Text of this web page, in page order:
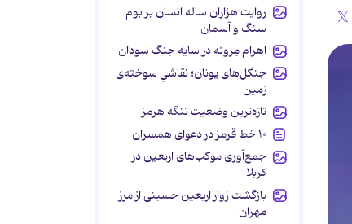
روایت هزاران ساله انسان بر بوم
سنگ و آسمان
اهرام مِروئه در سایه جنگ سودان
جنگل‌های یونان؛ نقاشیِ سوخته‌ی
زمین
تازه‌ترین وضعیت تنگه هرمز
۱۰ خط قرمز در دعوای همسران
جمع‌آوری موکب‌های اربعین در
کربلا
بازگشت زوار اربعین حسینی از مرز
مهران